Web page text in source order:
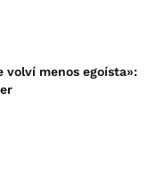
volví menos egoísta»: